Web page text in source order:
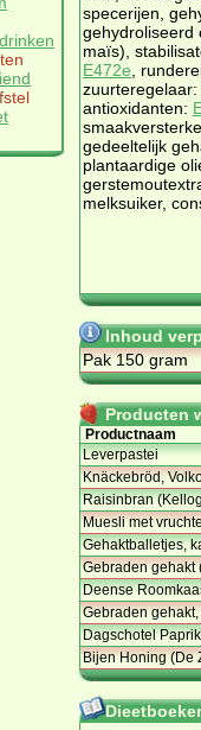
specerijen,
gehydroliseerd
maïs),
E472e ,
zuurteregelaar:
antioxidanten:
gedeeltelijk
plantaardige
melksuiker,
Inhoud
Pak 150 gram
Producten
Productnaam
Leverpastei
Knäckebröd,
Raisinbran
Muesli met
Gehaktballetjes,
Gebraden gehakt
Deense
Gebraden
Dagschotel
Bijen Honing (De